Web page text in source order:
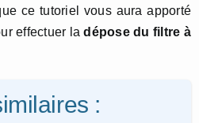
ce tutoriel vous aura apporté
effectuer ladépose du filtre à
: